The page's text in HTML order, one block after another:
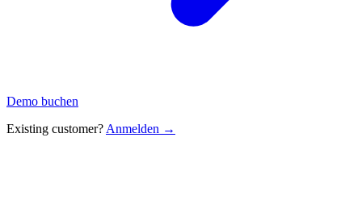
Demo buchen
Existing customer? Anmelden →